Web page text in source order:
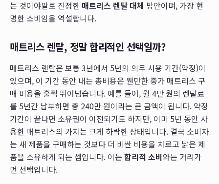
는 것이야말로 진정한 매트리스 렌탈 대체 방안이며, 가장 현
명한 소비임을 역설합니다.
매트리스 렌탈, 정말 합리적인 선택일까?
매트리스 렌탈은 보통 3년에서 5년의 의무 사용 기간(약정)이
있으며, 이 기간 동안 내는 총비용은 웬만한 중가 매트리스 구
매 비용을 훌쩍 뛰어넘습니다. 예를 들어, 월 4만 원의 렌탈료
를 5년간 납부하면 총 240만 원이라는 큰 금액이 됩니다. 약정
기간이 끝나면 소유권이 이전되기도 하지만, 이미 5년 동안 사
용한 매트리스의 가치는 크게 하락한 상태입니다. 결국 소비자
는 새 제품을 구매하는 것보다 더 비싼 비용을 치르고 낡은 제
품을 소유하게 되는 셈입니다. 이는 합리적 소비와는 거리가
먼 선택입니다.